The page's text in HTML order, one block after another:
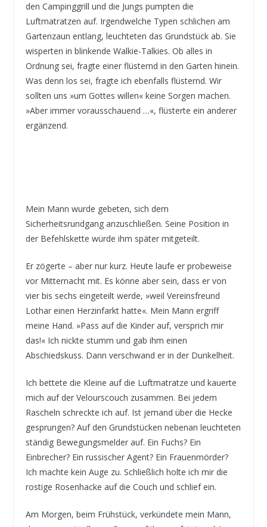
den Campinggrill und die Jungs pumpten die
Luftmatratzen auf. Irgendwelche Typen schlichen am
Gartenzaun entlang, leuchteten das Grundstück ab. Sie
wisperten in blinkende Walkie-Talkies. Ob alles in
Ordnung sei, fragte einer flüsternd in den Garten hinein.
Was denn los sei, fragte ich ebenfalls flüsternd. Wir
sollten uns »um Gottes willen« keine Sorgen machen.
»Aber immer vorausschauend …«, flüsterte ein anderer
ergänzend.
Mein Mann wurde gebeten, sich dem
Sicherheitsrundgang anzuschließen. Seine Position in
der Befehlskette würde ihm später mitgeteilt.
Er zögerte – aber nur kurz. Heute laufe er probeweise
vor Mitternacht mit. Es könne aber sein, dass er von
vier bis sechs eingeteilt werde, »weil Vereinsfreund
Lothar einen Herzinfarkt hatte«. Mein Mann ergriff
meine Hand. »Pass auf die Kinder auf, versprich mir
das!« Ich nickte stumm und gab ihm einen
Abschiedskuss. Dann verschwand er in der Dunkelheit.
Ich bettete die Kleine auf die Luftmatratze und kauerte
mich auf der Velourscouch zusammen. Bei jedem
Rascheln schreckte ich auf. Ist jemand über die Hecke
gesprungen? Auf den Grundstücken nebenan leuchteten
ständig Bewegungsmelder auf. Ein Fuchs? Ein
Einbrecher? Ein russischer Agent? Ein Frauenmörder?
Ich machte kein Auge zu. Schließlich holte ich mir die
rostige Rosenhacke auf die Couch und schlief ein.
Am Morgen, beim Frühstück, verkündete mein Mann,